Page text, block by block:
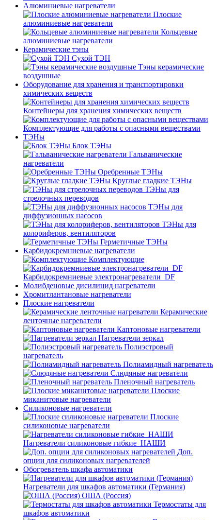
Алюминиевые нагреватели
Плоские
алюминиевые нагреватели
Кольцевые
алюминиевые нагреватели
Керамические тэны
Сухой ТЭН
Тэны керамические
воздушные
Оборудование для хранения и транспортировки
химических веществ
Контейнеры для хранения химических веществ
Комплектующие для работы с опасными веществами
ТЭНы
Блок ТЭНы
Гальванические
нагреватели
Оребренные ТЭНы
Круглые гладкие ТЭНы
ТЭНы для
стрелочных переводов
ТЭНы для
диффузионных насосов
ТЭНы для
колориферов, вентиляторов
Герметичные ТЭНы
Карбидокремниевые нагреватели
Комплектующие
Карбидокремниевые электронагреватели_DF
Молибденовые дисилицид нагреватели
Хромитлантановые нагреватели
Плоские нагреватели
Керамические
ленточные нагреватели
Каптоновые нагреватели
Нагреватели зеркал
Полиэстровый
нагреватель
Полиамидный нагреватель
Слюдяные нагреватели
Пленочный нагреватель
Плоские
миканитовые нагреватели
Силиконовые нагреватели
Плоские
силиконовые нагреватели
Нагреватели силиконовые гибкие_НАШИ
Доп.
опции для силиконовых нагревателей
Обогреватель шкафа автоматики
Нагреватели для шкафов автоматики (Германия)
ОША (Россия)
Термостаты для
шкафов автоматики